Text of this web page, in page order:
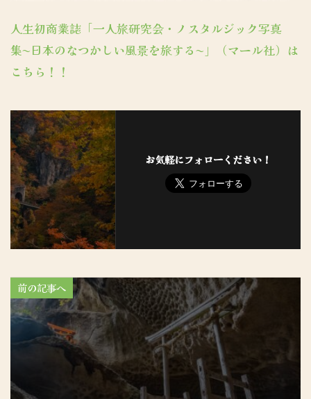
人生初商業誌「一人旅研究会・ノスタルジック写真
集〜日本のなつかしい風景を旅する〜」（マール社）は
こちら！！
お気軽にフォローください！
前の記事へ